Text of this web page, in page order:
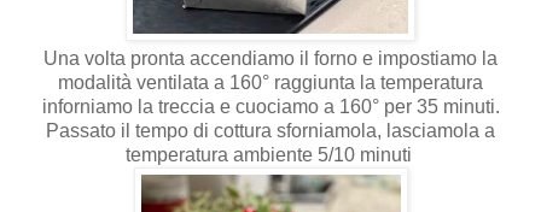
Una volta pronta accendiamo il forno e impostiamo la
modalità ventilata a 160° raggiunta la temperatura
inforniamo la treccia e cuociamo a 160° per 35 minuti.
Passato il tempo di cottura sforniamola, lasciamola a
temperatura ambiente 5/10 minuti